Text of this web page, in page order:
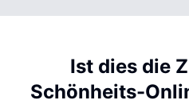
Ist dies die
Schönheits-